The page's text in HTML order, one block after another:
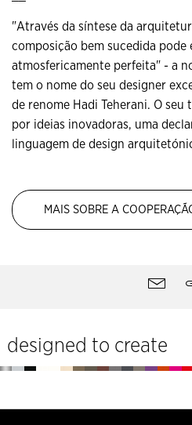
"Através da síntese da
composição bem sucedida pode
atmosfericamente perfeita" - a
tem o nome do seu designer
de renome Hadi Teherani. O
por ideias inovadoras, uma
linguagem de design
MAIS SOBRE A
designed to create